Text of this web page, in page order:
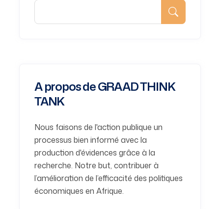
A propos de GRAAD THINK
TANK
Nous faisons de l'action publique un
processus bien informé avec la
production d'évidences grâce à la
recherche. Notre but, contribuer à
l’amélioration de l’efficacité des politiques
économiques en Afrique.